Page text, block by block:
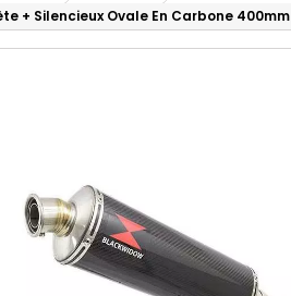
+ Silencieux Ovale En Carbone 400mm